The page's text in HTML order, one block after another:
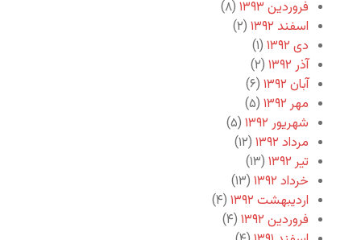
فروردین ۱۳۹۳
(۸)
اسفند ۱۳۹۲
(۲)
دی ۱۳۹۲
(۱)
آذر ۱۳۹۲
(۲)
آبان ۱۳۹۲
(۶)
مهر ۱۳۹۲
(۵)
شهریور ۱۳۹۲
(۵)
مرداد ۱۳۹۲
(۱۲)
تیر ۱۳۹۲
(۱۳)
خرداد ۱۳۹۲
(۱۳)
اردیبهشت ۱۳۹۲
(۴)
فروردین ۱۳۹۲
(۴)